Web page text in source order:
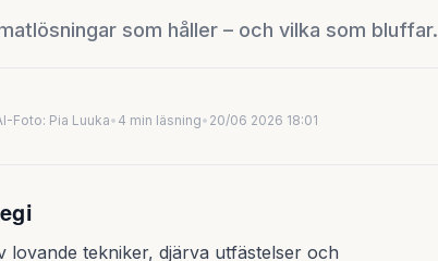
som håller – och vilka som bluffar.
Foto: Pia Luuka• 4 min läsning• 20/06 2026 18:01
lovande tekniker, djärva utfästelser och